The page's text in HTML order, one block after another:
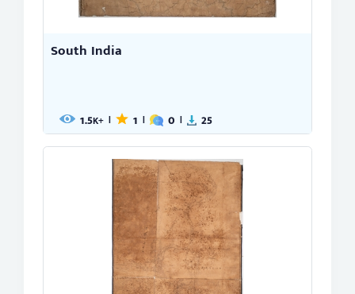
South India
1.5K+ | 1 | 0 | 25